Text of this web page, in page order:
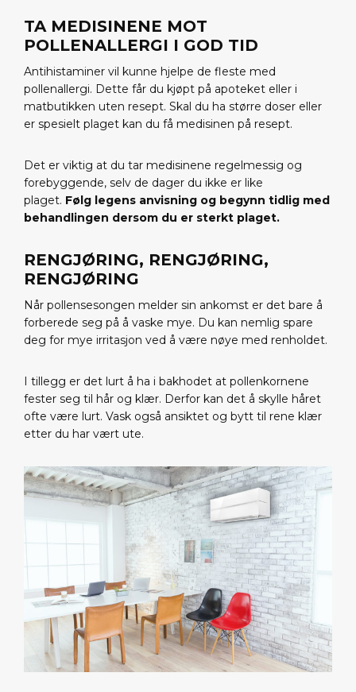
TA MEDISINENE MOT
POLLENALLERGI I GOD TID
Antihistaminer vil kunne hjelpe de fleste med
pollenallergi. Dette får du kjøpt på apoteket eller i
matbutikken uten resept. Skal du ha større doser eller
er spesielt plaget kan du få medisinen på resept.
Det er viktig at du tar medisinene regelmessig og
forebyggende, selv de dager du ikke er like
plaget. Følg legens anvisning og begynn tidlig med
behandlingen dersom du er sterkt plaget.
RENGJØRING, RENGJØRING,
RENGJØRING
Når pollensesongen melder sin ankomst er det bare å
forberede seg på å vaske mye. Du kan nemlig spare
deg for mye irritasjon ved å være nøye med renholdet.
I tillegg er det lurt å ha i bakhodet at pollenkornene
fester seg til hår og klær. Derfor kan det å skylle håret
ofte være lurt. Vask også ansiktet og bytt til rene klær
etter du har vært ute.